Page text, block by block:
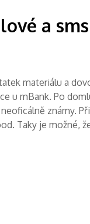
a
materiálu a
u mBank. Po
známy.
Taky je možné,